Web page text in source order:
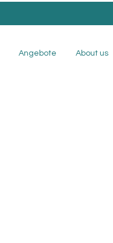
Angebote About us